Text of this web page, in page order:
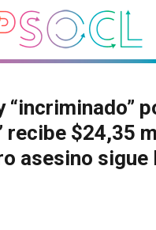
“incriminado”
recibe $24,35
asesino sigue